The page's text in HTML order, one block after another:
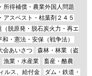
所得補償・農業外国人問題
アスベスト・枯葉剤２４５
（脱原発・脱石炭火力・再エ
和・憲法・安保（戦争法）
会あいさつ
森林・林業（盗
漁業・水産業
畜産・酪農
ルス、給付金
ダム・鉄道・